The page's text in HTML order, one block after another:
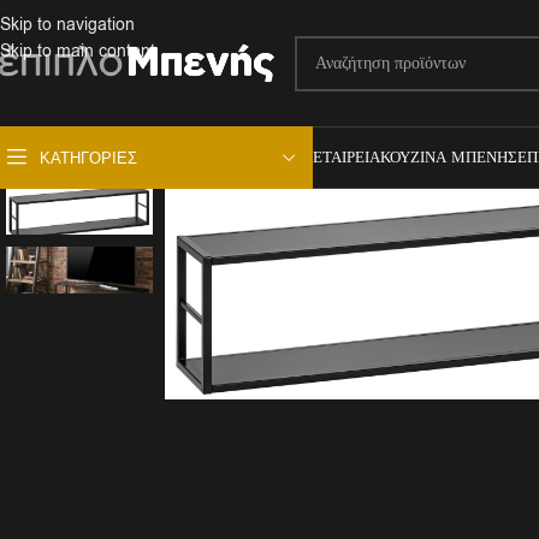
Skip to navigation
Skip to main content
ΚΑΤΗΓΟΡΊΕΣ ΕΤΑΙΡΕΊΑΚΟΥΖΊΝΑ ΜΠΕΝΉΣ